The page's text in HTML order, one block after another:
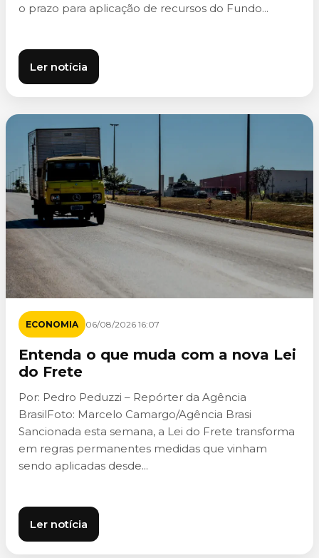
o prazo para aplicação de recursos do Fundo...
Ler notícia
ECONOMIA 06/08/2026 16:07
Entenda o que muda com a nova Lei
do Frete
Por: Pedro Peduzzi – Repórter da Agência
BrasilFoto: Marcelo Camargo/Agência Brasi
Sancionada esta semana, a Lei do Frete transforma
em regras permanentes medidas que vinham
sendo aplicadas desde...
Ler notícia